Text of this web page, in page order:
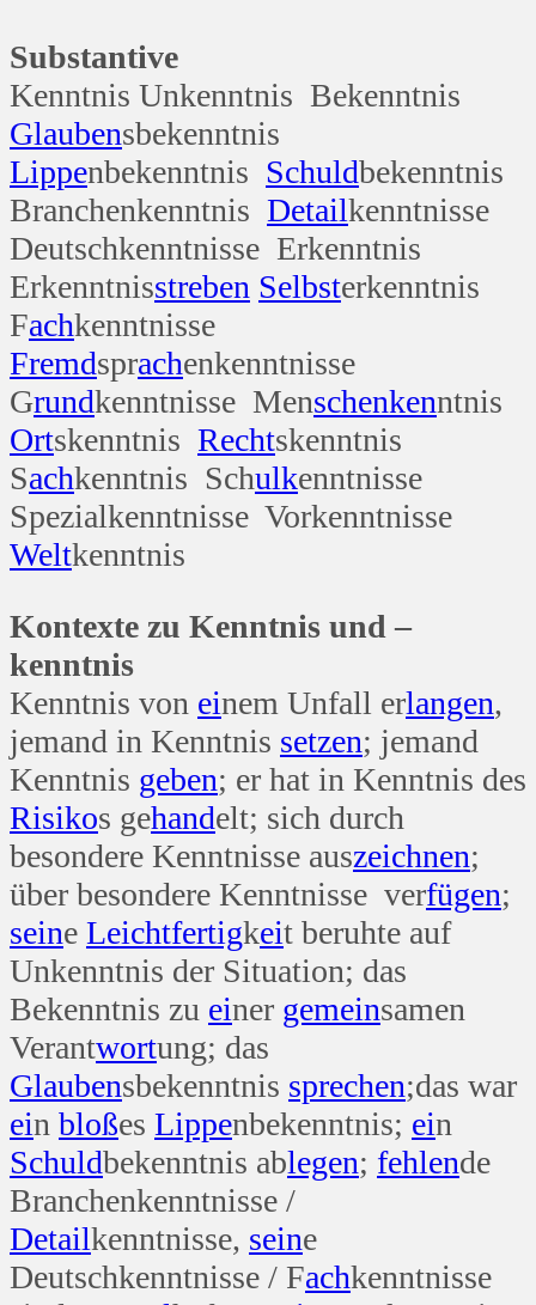
Substantive
Kenntnis Unkenntnis Bekenntnis
Glaubensbekenntnis
Lippenbekenntnis Schuldbekenntnis
Branchenkenntnis Detailkenntnisse
Deutschkenntnisse Erkenntnis
Erkenntnisstreben Selbsterkenntnis
Fachkenntnisse
Fremdsprachenkenntnisse
Grundkenntnisse Menschenkenntnis
Ortskenntnis Rechtskenntnis
Sachkenntnis Schulkenntnisse
Spezialkenntnisse Vorkenntnisse
Weltkenntnis
Kontexte zu Kenntnis und –
kenntnis
Kenntnis von einem Unfall erlangen,
jemand in Kenntnis setzen; jemand
Kenntnis geben; er hat in Kenntnis des
Risikos gehandelt; sich durch
besondere Kenntnisse auszeichnen;
über besondere Kenntnisse verfügen;
seine Leichtfertigkeit beruhte auf
Unkenntnis der Situation; das
Bekenntnis zu einer gemeinsamen
Verantwortung; das
Glaubensbekenntnis sprechen;das war
ein bloßes Lippenbekenntnis; ein
Schuldbekenntnis ablegen; fehlende
Branchenkenntnisse /
Detailkenntnisse, seine
Deutschkenntnisse / Fachkenntnisse